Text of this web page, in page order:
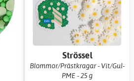
Strössel
Blommor/Prästkragar - Vit/Gul-
PME - 25 g